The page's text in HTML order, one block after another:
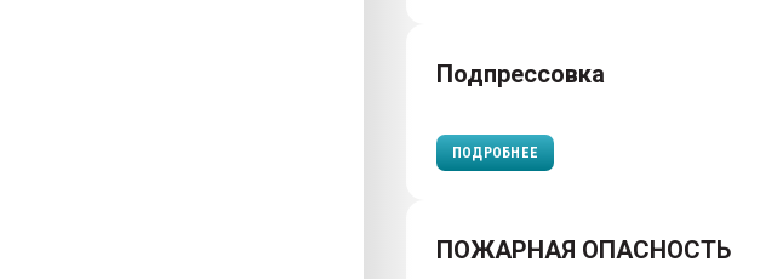
Подпрессовка
ПОДРОБНЕЕ
ПОЖАРНАЯ ОПАСНОСТЬ